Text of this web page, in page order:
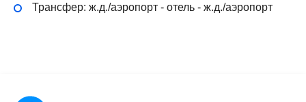
Трансфер: ж.д./аэропорт - отель - ж.д./аэропорт